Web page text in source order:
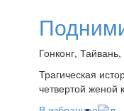
Гонконг,
Трагическая
четвертой женой